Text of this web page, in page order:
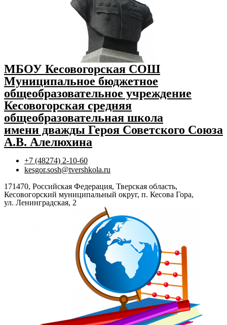
МБОУ Кесовогорская СОШ
Муниципальное бюджетное
общеобразовательное учреждение
Кесовогорская средняя
общеобразовательная школа
имени дважды Героя Советского Союза
А.В. Алелюхина
+7 (48274) 2-10-60
kesgor.sosh@tvershkola.ru
171470, Российская Федерация, Тверская область,
Кесовогорский муниципальный округ, п. Кесова Гора,
ул. Ленинградская, 2